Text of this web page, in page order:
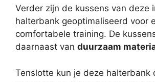
Verder zijn de kussens van deze
halterbank geoptimaliseerd voor
comfortabele training. De
daarnaast van duurzaam
Tenslotte kun je deze halterbank